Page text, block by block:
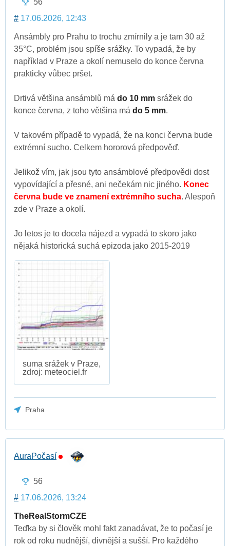
56
# 17.06.2026, 12:43
Ansámbly pro Prahu to trochu zmírnily a je tam 30 až
35°C, problém jsou spíše srážky. To vypadá, že by
například v Praze a okolí nemuselo do konce června
prakticky vůbec pršet.
Drtivá většina ansámblů má do 10 mm srážek do
konce června, z toho většina má do 5 mm.
V takovém případě to vypadá, že na konci června bude
extrémní sucho. Celkem hororová předpověď.
Jelikož vím, jak jsou tyto ansámblové předpovědi dost
vypovídající a přesné, ani nečekám nic jiného. Konec
června bude ve znamení extrémního sucha. Alespoň
zde v Praze a okolí.
Jo letos je to docela nájezd a vypadá to skoro jako
nějaká historická suchá epizoda jako 2015-2019
suma srážek v Praze,
zdroj: meteociel.fr
Praha
AuraPočasí
56
# 17.06.2026, 13:24
TheRealStormCZE
Teďka by si člověk mohl fakt zanadávat, že to počasí je
rok od roku nudnější, divnější a sušší. Pro každého